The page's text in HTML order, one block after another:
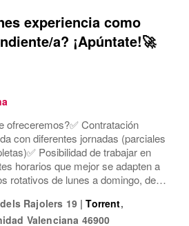
experiencia como
a? ¡Apúntate!🚀
ofreceremos?✅ Contratación
con diferentes jornadas (parciales
Posibilidad de trabajar en
horarios que mejor se adapten a
rotativos de lunes a domingo, de
cinco días a la semana y dos días
Rajolers 19 | Torrent,
Valenciana 46900